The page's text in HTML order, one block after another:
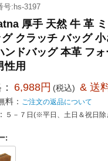
号:hs-3197
厚手 天然 牛 革
クラッチ バッグ
ンドバッグ 本革 フ
性用
6,988円 (税込) & 送
料： ご注文の返品について
５－７日(※平日、土日＆祝日除
: